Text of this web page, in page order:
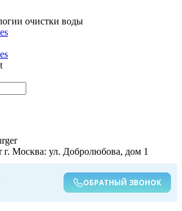
очистки воды
г. Москва: ул. Добролюбова, дом 1
ОБРАТНЫЙ ЗВОНОК